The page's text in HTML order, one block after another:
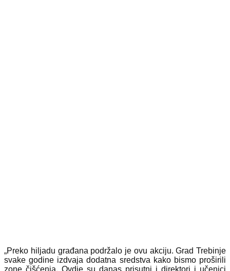
„Preko hiljadu građana podržalo je ovu akciju. Grad Trebinje
svake godine izdvaja dodatna sredstva kako bismo proširili
zone čišćenja. Ovdje su danas prisutni i direktori i učenici